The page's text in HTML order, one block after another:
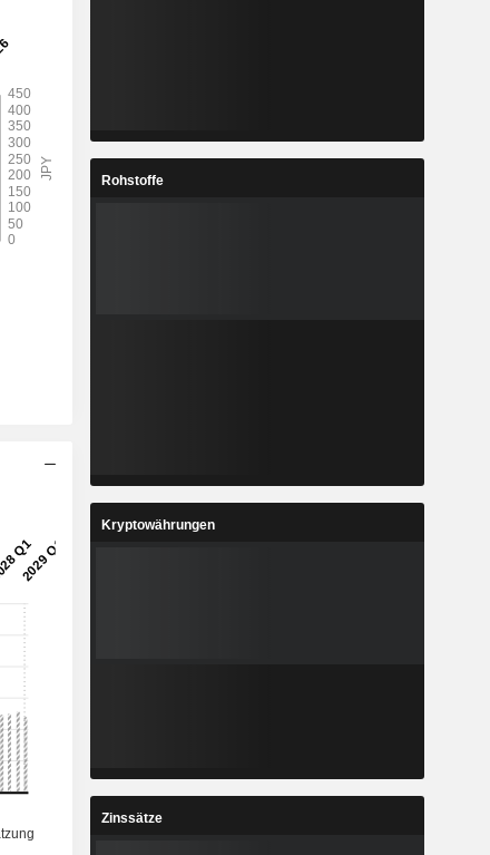
Rohstoffe
Kryptowährungen
Zinssätze